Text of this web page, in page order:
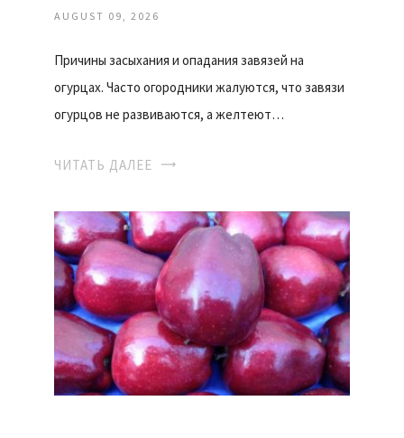
AUGUST 09, 2026
Причины засыхания и опадания завязей на
огурцах. Часто огородники жалуются, что завязи
огурцов не развиваются, а желтеют…
ЧИТАТЬ ДАЛЕЕ